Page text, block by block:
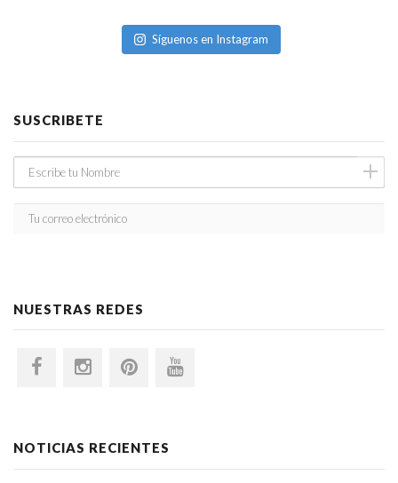
Síguenos en Instagram
SUSCRIBETE
NUESTRAS REDES
NOTICIAS RECIENTES